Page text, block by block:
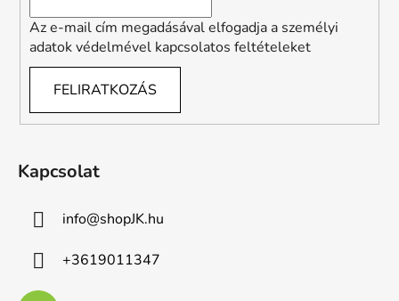
Az e-mail cím megadásával elfogadja a személyi
adatok védelmével kapcsolatos feltételeket
FELIRATKOZÁS
Kapcsolat
info@shopJK.hu
+3619011347